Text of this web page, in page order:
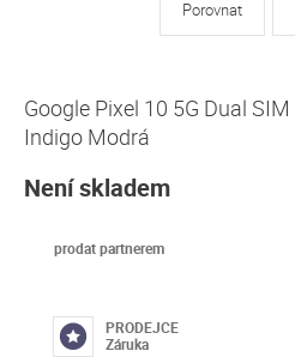
Porovnat
Google Pixel 10 5G Dual
Indigo Modrá
Není skladem
prodat partnerem
PRODEJCE
Záruka